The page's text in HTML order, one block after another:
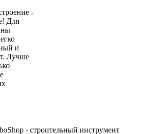
-
Для
и
Лучше
- строительный инструмент